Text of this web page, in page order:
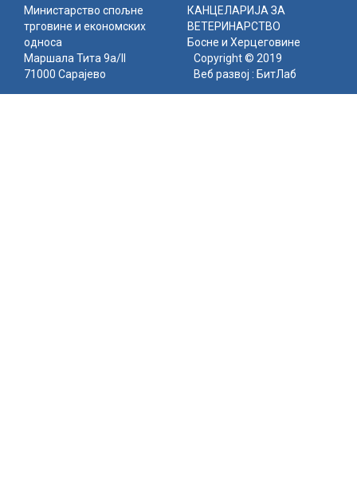
Министарство спољне
трговине и економских
односа
КАНЦЕЛАРИЈА ЗА
ВЕТЕРИНАРСТВО
Босне и Херцеговине
Маршала Тита 9а/II
71000 Сарајево
Copyright © 2019
Веб развој : БитЛаб